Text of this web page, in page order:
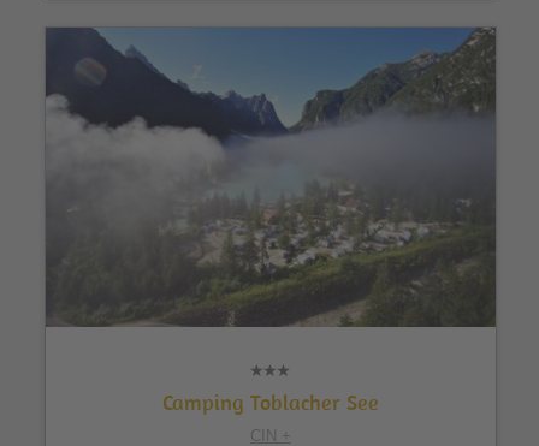
Camping Toblacher See
CIN +